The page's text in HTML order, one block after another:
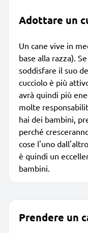
Adottare un
Un cane vive in
base alla razza).
soddisfare il suo
cucciolo è più
avrà quindi più
molte
hai dei bambini,
perché
cose l'uno
è quindi un
bambini.
Prendere un